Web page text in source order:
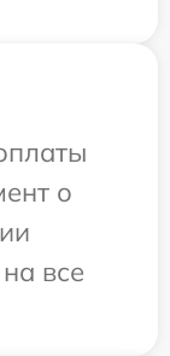
о
все